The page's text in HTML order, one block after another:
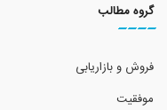
گروه مطالب
فروش و بازاریابی
موفقیت